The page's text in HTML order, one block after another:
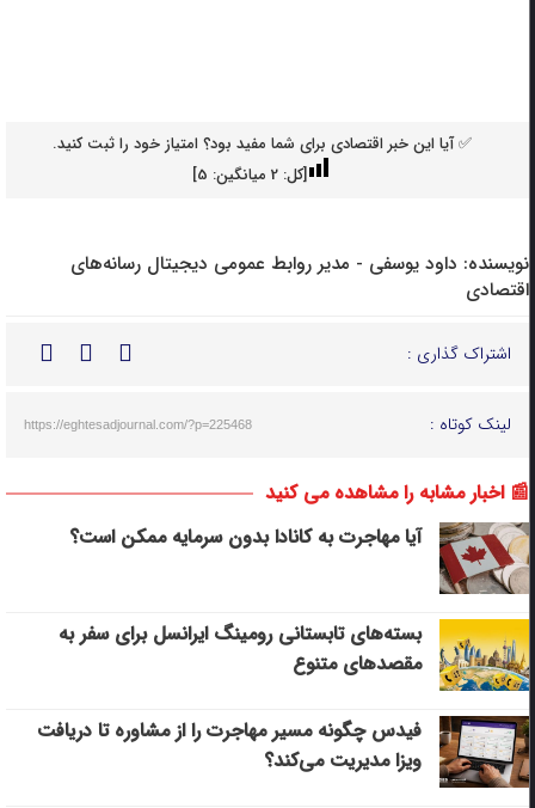
✅ آیا این خبر اقتصادی برای شما مفید بود؟ امتیاز خود را ثبت کنید.
[کل: 2میانگین: 5
]
نویسنده: داود یوسفی - مدیر روابط عمومی دیجیتال رسانه‌های
اقتصادی
اشتراک گذاری :
لینک کوتاه : https://eghtesadjournal.com/?p=225468
📰 اخبار مشابه را مشاهده می کنید
آیا مهاجرت به کانادا بدون سرمایه ممکن است؟
بسته‌های تابستانی رومینگ ایرانسل برای سفر به
مقصدهای متنوع
فیدس چگونه مسیر مهاجرت را از مشاوره تا دریافت
ویزا مدیریت می‌کند؟